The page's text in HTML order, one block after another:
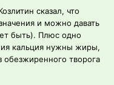
сказал, что
и можно давать
быть). Плюс одно
кальция нужны жиры,
обезжиренного творога